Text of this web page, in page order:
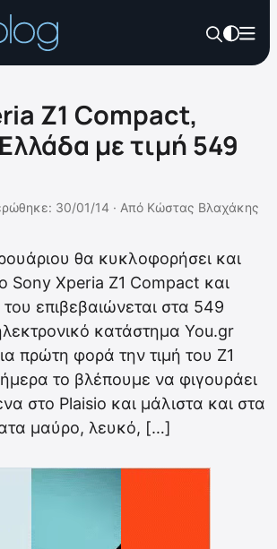
Z1 Compact,
με τιμή 549
30/01/14 · Από Κώστας Βλαχάκης
θα κυκλοφορήσει και
Sony Xperia Z1 Compact και
του επιβεβαιώνεται στα 549
κατάστημα You.gr
πρώτη φορά την τιμή του Z1
το βλέπουμε να φιγουράει
στο Plaisio και μάλιστα και στα
μαύρο, λευκό, […]